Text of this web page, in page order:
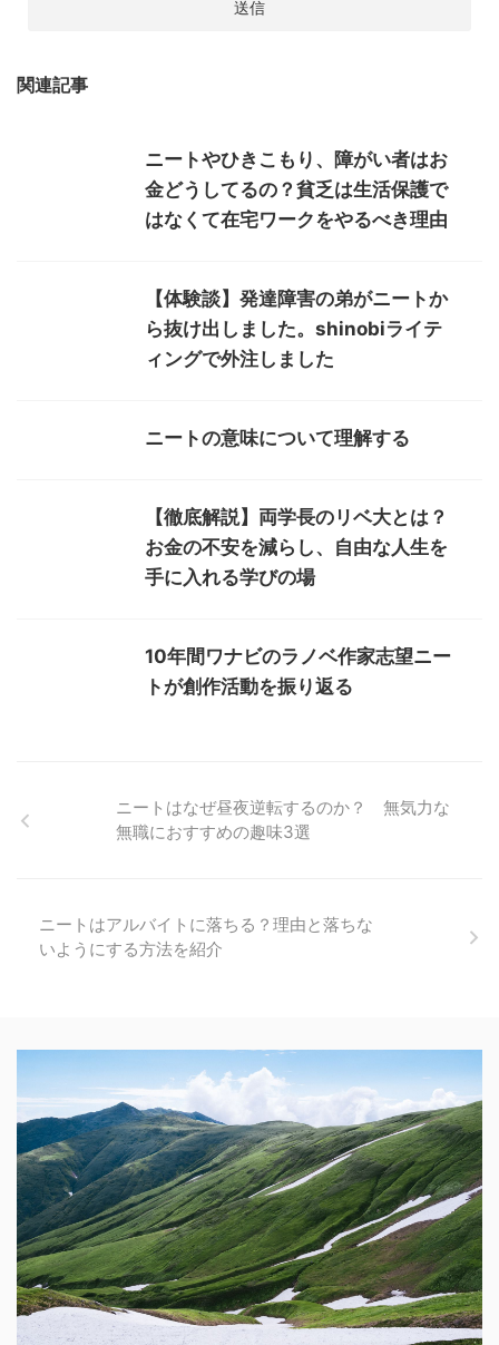
関連記事
ニートやひきこもり、障がい者はお
金どうしてるの？貧乏は生活保護で
はなくて在宅ワークをやるべき理由
【体験談】発達障害の弟がニートか
ら抜け出しました。shinobiライテ
ィングで外注しました
ニートの意味について理解する
【徹底解説】両学長のリベ大とは？
お金の不安を減らし、自由な人生を
手に入れる学びの場
10年間ワナビのラノベ作家志望ニー
トが創作活動を振り返る
ニートはなぜ昼夜逆転するのか？ 無気力な
無職におすすめの趣味3選
ニートはアルバイトに落ちる？理由と落ちな
いようにする方法を紹介